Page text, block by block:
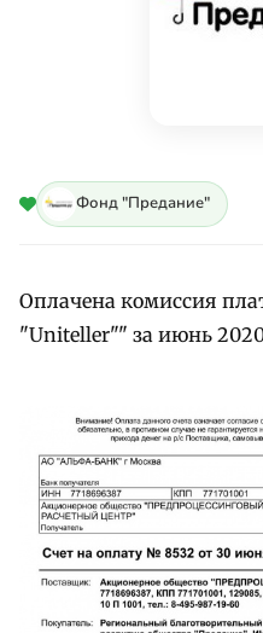
Фонд "Предание"
Оплачена комиссия
"Uniteller"" за июнь